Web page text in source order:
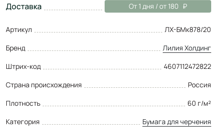
Доставка От 1 дня / от 180
Артикул
ЛХ-БМк878/20
Бренд
Лилия Холдинг
Штрих-код
4607112472822
Страна происхождения
Россия
Плотность
60 г/м²
Категория
Бумага для черчения